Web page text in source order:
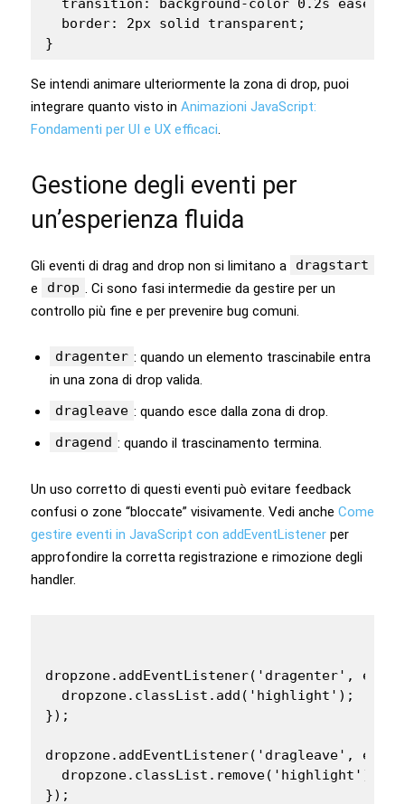
  border: 2px solid transparent;
Se intendi animare ulteriormente la zona di drop, puoi
integrare quanto visto in Animazioni JavaScript:
Fondamenti per UI e UX efficaci
Gestione degli eventi per
un’esperienza fluida
Gli eventi di drag and drop non si limitano a
dragstart
e
drop
. Ci sono fasi intermedie da gestire per un
controllo più fine e per prevenire bug comuni.
dragenter : quando un elemento trascinabile entra
in una zona di drop valida.
dragleave : quando esce dalla zona di drop.
dragend : quando il trascinamento termina.
Un uso corretto di questi eventi può evitare feedback
confusi o zone “bloccate” visivamente. Vedi anche Come
gestire eventi in JavaScript con addEventListener per
approfondire la corretta registrazione e rimozione degli
handler.
dropzone.addEventListener('dragenter', e =>
  dropzone.classList.add('highlight');
});
dropzone.addEventListener('dragleave', e =>
  dropzone.classList.remove('highlight');
});